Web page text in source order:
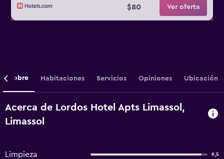
$80 Ver oferta
Sobre Habitaciones Servicios Opiniones Ubicación
Acerca de Lordos Hotel Apts Limassol,
Limassol
Limpieza 9,5